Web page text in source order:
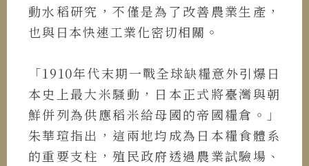
動水稻研究，不僅是為了改善農業生產，
也與日本快速工業化密切相關。
「1910年代末期一戰全球缺糧意外引爆日
本史上最大米騷動，日本正式將臺灣與朝
鮮併列為供應稻米給母國的帝國糧倉。」
朱華瑄指出，這兩地均成為日本糧食體系
的重要支柱，殖民政府透過農業試驗場、